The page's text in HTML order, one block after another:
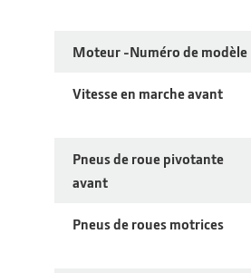
Moteur -Numéro de modèle
Vitesse en marche avant
Pneus de roue pivotante
avant
Pneus de roues motrices